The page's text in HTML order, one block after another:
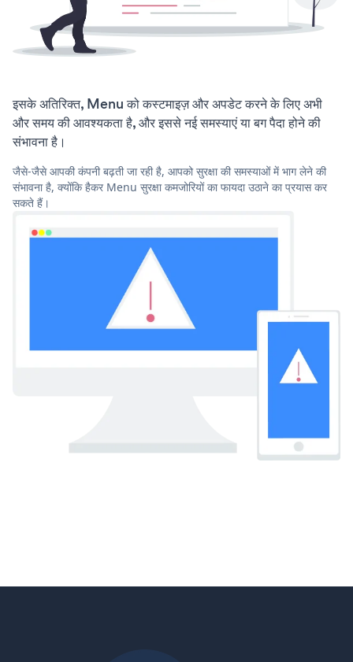
इसके अतिरिक्त, Menu को कस्टमाइज़ और अपडेट करने के लिए अभी
और समय की आवश्यकता है, और इससे नई समस्याएं या बग पैदा होने की
संभावना है।
जैसे-जैसे आपकी कंपनी बढ़ती जा रही है, आपको सुरक्षा की समस्याओं में भाग लेने की
संभावना है, क्योंकि हैकर Menu सुरक्षा कमजोरियों का फायदा उठाने का प्रयास कर
सकते हैं।